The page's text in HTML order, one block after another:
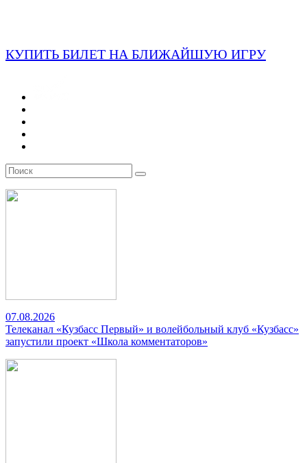
КУПИТЬ БИЛЕТ НА БЛИЖАЙШУЮ ИГРУ
07.08.2026
Телеканал «Кузбасс Первый» и волейбольный клуб «Кузбасс»
запустили проект «Школа комментаторов»